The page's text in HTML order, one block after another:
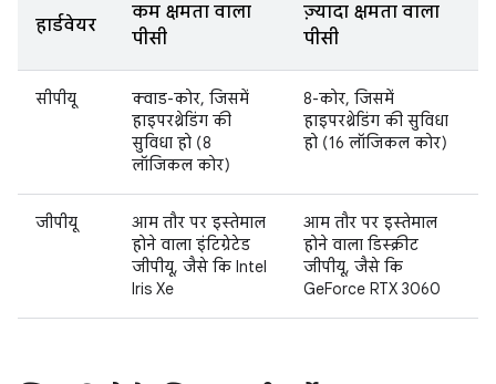
हार्डवेयर
कम क्षमता वाला
पीसी
ज़्यादा क्षमता वाला
पीसी
सीपीयू
क्वाड-कोर, जिसमें
हाइपरथ्रेडिंग की
सुविधा हो (8
लॉजिकल कोर)
8-कोर, जिसमें
हाइपरथ्रेडिंग की सुविधा
हो (16 लॉजिकल कोर)
जीपीयू
आम तौर पर इस्तेमाल
होने वाला इंटिग्रेटेड
जीपीयू, जैसे कि Intel
Iris Xe
आम तौर पर इस्तेमाल
होने वाला डिस्क्रीट
जीपीयू, जैसे कि
GeForce RTX 3060